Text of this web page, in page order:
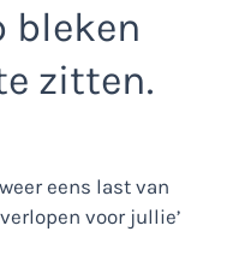
bleken
zitten.